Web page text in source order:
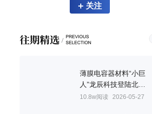
关注
薄膜电容器材料“小巨
人”龙辰科技登陆北交
所开盘涨497%，总市
10.8w阅读 2026-05-27